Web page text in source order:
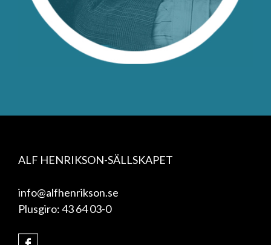
ALF HENRIKSON-SÄLLSKAPET
info@alfhenrikson.se
Plusgiro: 43 64 03-0